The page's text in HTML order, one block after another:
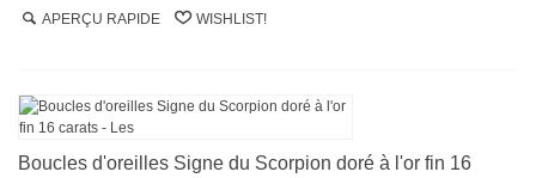
APERÇU RAPIDE WISHLIST!
Boucles d'oreilles Signe du Scorpion doré à l'or fin 16